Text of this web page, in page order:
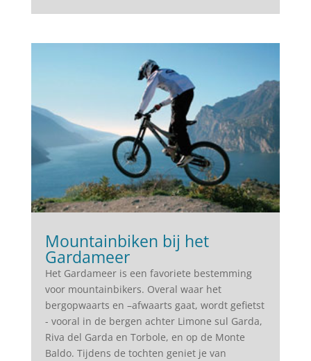
Mountainbiken bij het
Gardameer
Het Gardameer is een favoriete bestemming
voor mountainbikers. Overal waar het
bergopwaarts en –afwaarts gaat, wordt gefietst
- vooral in de bergen achter Limone sul Garda,
Riva del Garda en Torbole, en op de Monte
Baldo. Tijdens de tochten geniet je van